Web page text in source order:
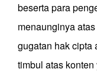
beserta para
menaunginya
gugatan hak cipta
timbul atas